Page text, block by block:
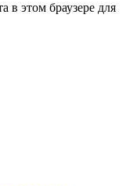
в этом браузере для